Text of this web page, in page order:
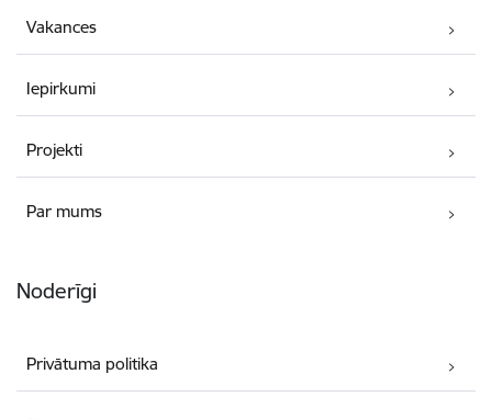
Vakances
Iepirkumi
Projekti
Par mums
Noderīgi
Privātuma politika